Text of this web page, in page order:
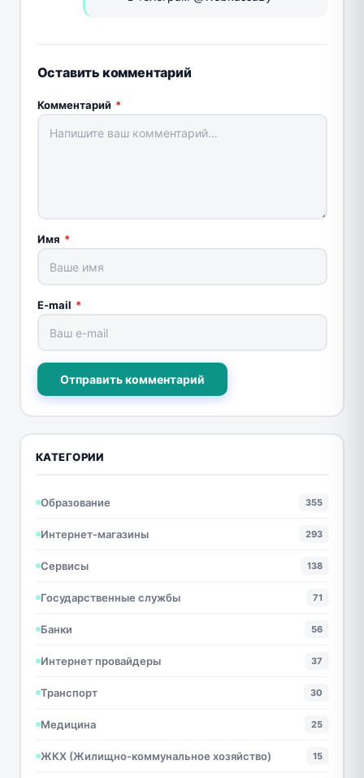
Оставить комментарий
Комментарий *
Имя *
E-mail *
Отправить комментарий
КАТЕГОРИИ
Образование 355
Интернет-магазины 293
Сервисы 138
Государственные службы 71
Банки 56
Интернет провайдеры 37
Транспорт 30
Медицина 25
ЖКХ (Жилищно-коммунальное хозяйство) 15